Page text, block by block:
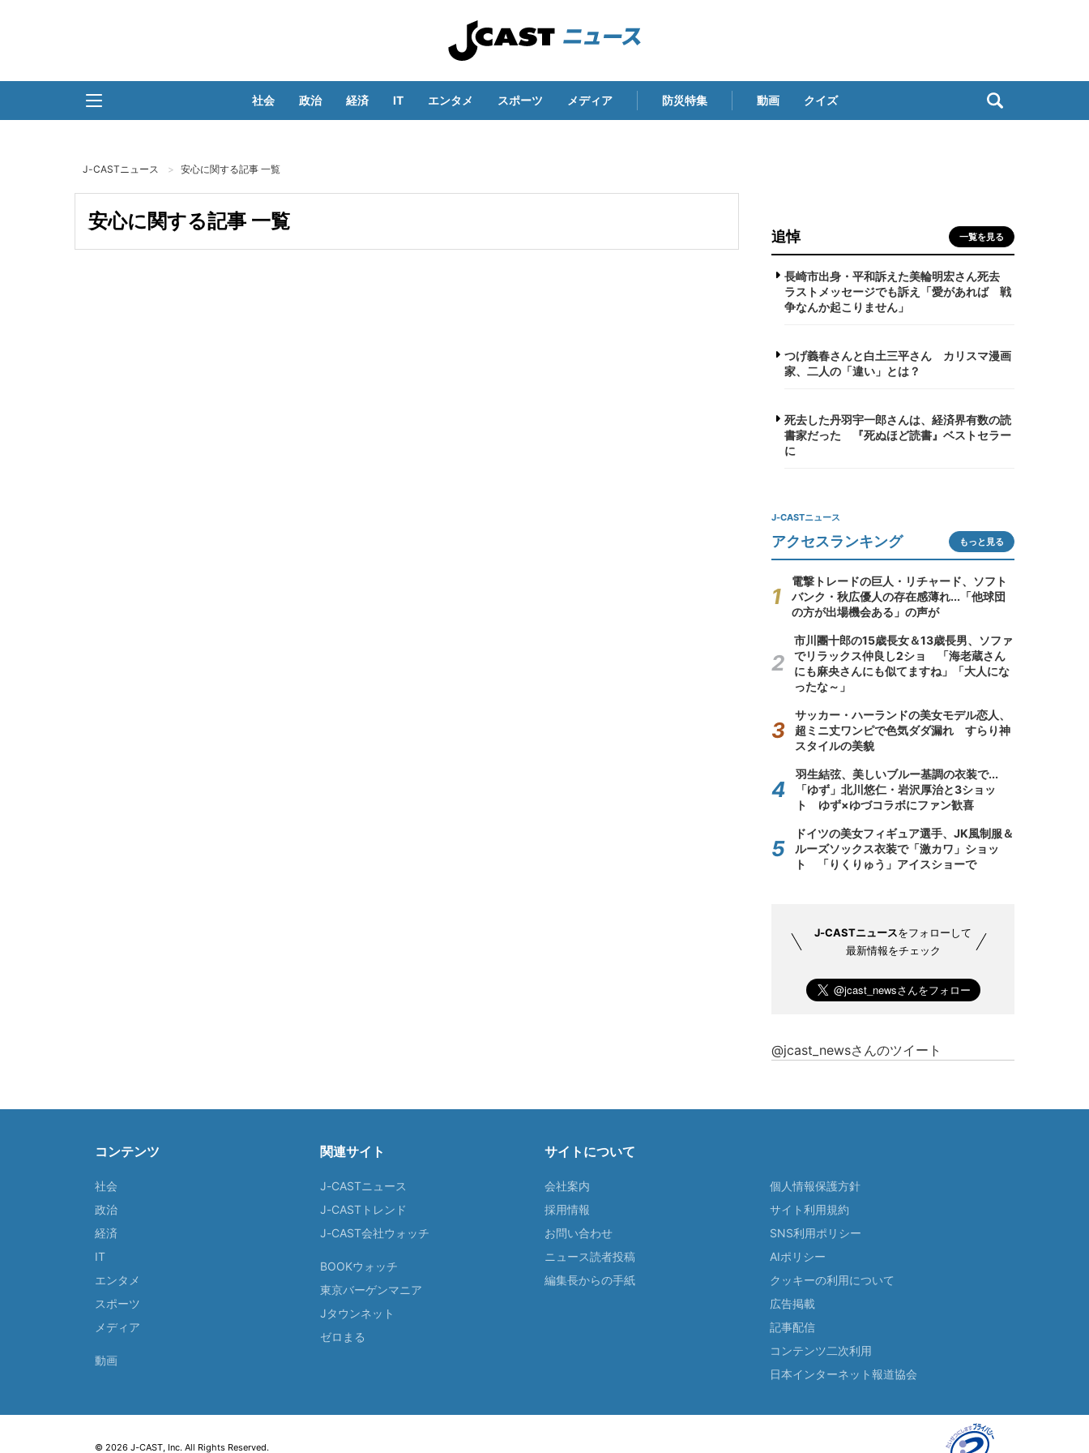
社会 政治 経済 IT エンタメ スポーツ メディア 防災特集 動画 クイズ
J-CASTニュース 安心に関する記事 一覧
安心に関する記事 一覧
追悼 一覧を見る
長崎市出身・平和訴えた美輪明宏さん死去
ラストメッセージでも訴え「愛があれば 戦
争なんか起こりません」
つげ義春さんと白土三平さん カリスマ漫画
家、二人の「違い」とは？
死去した丹羽宇一郎さんは、経済界有数の読
書家だった 『死ぬほど読書』ベストセラー
に
J-CASTニュース
アクセスランキング もっと見る
電撃トレードの巨人・リチャード、ソフト
バンク・秋広優人の存在感薄れ...「他球団
の方が出場機会ある」の声が
市川團十郎の15歳長女＆13歳長男、ソファ
でリラックス仲良し2ショ 「海老蔵さん
にも麻央さんにも似てますね」「大人にな
ったな～」
サッカー・ハーランドの美女モデル恋人、
超ミニ丈ワンピで色気ダダ漏れ すらり神
スタイルの美貌
羽生結弦、美しいブルー基調の衣装で...
「ゆず」北川悠仁・岩沢厚治と3ショッ
ト ゆず×ゆづコラボにファン歓喜
ドイツの美女フィギュア選手、JK風制服＆
ルーズソックス衣装で「激カワ」ショッ
ト 「りくりゅう」アイスショーで
J-CASTニュースをフォローして
最新情報をチェック
@jcast_newsさんのツイート
コンテンツ
社会
政治
経済
IT
エンタメ
スポーツ
メディア
動画
関連サイト
J-CASTニュース
J-CASTトレンド
J-CAST会社ウォッチ
BOOKウォッチ
東京バーゲンマニア
Jタウンネット
ゼロまる
サイトについて
会社案内
採用情報
お問い合わせ
ニュース読者投稿
編集長からの手紙
個人情報保護方針
サイト利用規約
SNS利用ポリシー
AIポリシー
クッキーの利用について
広告掲載
記事配信
コンテンツ二次利用
日本インターネット報道協会
© 2026 J-CAST, Inc. All Rights Reserved.